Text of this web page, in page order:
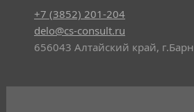
+7 (3852) 201-204
delo@cs-consult.ru
656043 Алтайский край,